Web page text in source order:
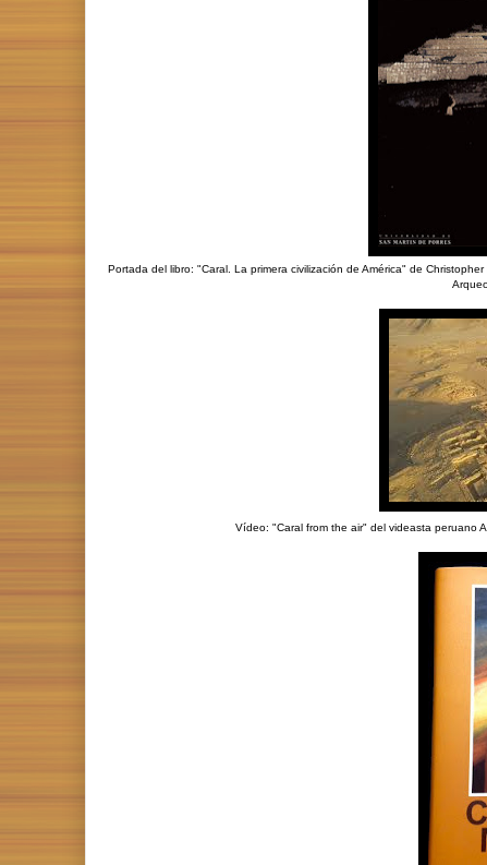
Portada del libro: "Caral. La primera civilización de América" de
Vídeo: "Caral from the air" del videasta peruano